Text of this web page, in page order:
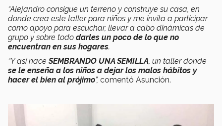
“Alejandro consigue un terreno y construye su casa, en
donde crea este taller para niños y me invita a participar
como apoyo para escuchar, llevar a cabo dinámicas de
grupo y sobre todo darles un poco de lo que no
encuentran en sus hogares.
“Y así naceSEMBRANDO UNA SEMILLA , un taller donde
se le enseña a los niños a dejar los malos hábitos y
hacer el bien al prójimo”, comentó Asunción.